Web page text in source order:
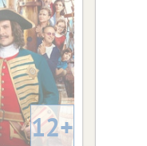
12+